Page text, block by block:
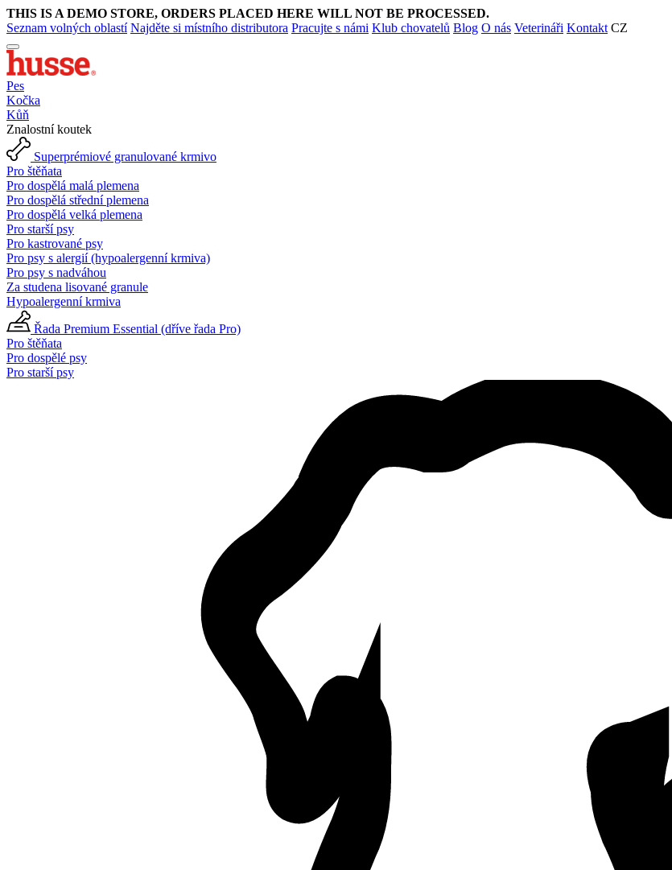
THIS IS A DEMO STORE, ORDERS PLACED HERE WILL NOT BE PROCESSED.
Seznam volných oblastí Najděte si místního distributora Pracujte s námi Klub chovatelů Blog O nás Veterináři Kontakt CZ
Pes
Kočka
Kůň
Znalostní koutek
Superprémiové granulované krmivo
Pro štěňata
Pro dospělá malá plemena
Pro dospělá střední plemena
Pro dospělá velká plemena
Pro starší psy
Pro kastrované psy
Pro psy s alergií (hypoalergenní krmiva)
Pro psy s nadváhou
Za studena lisované granule
Hypoalergenní krmiva
Řada Premium Essential (dříve řada Pro)
Pro štěňata
Pro dospělé psy
Pro starší psy